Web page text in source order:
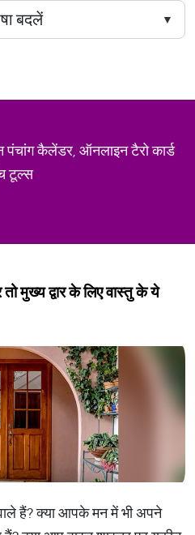
कैलेंडर, ऑनलाइन टैरो कार्ड
टूल्स
मुख्य द्वार के लिए वास्तु के ये
हैं? क्या आपके मन में भी अपने